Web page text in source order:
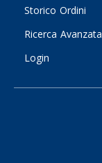
Storico Ordini
Ricerca Avanzata
Login